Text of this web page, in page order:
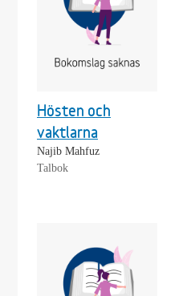
Hösten och
vaktlarna
Najib Mahfuz
Talbok